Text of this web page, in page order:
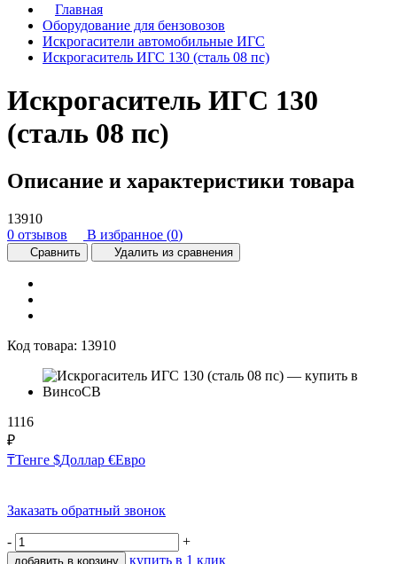
Главная
Оборудование для бензовозов
Искрогасители автомобильные ИГС
Искрогаситель ИГС 130 (сталь 08 пс)
Искрогаситель ИГС 130
(сталь 08 пс)
Описание и характеристики товара
13910
0 отзывов
В избранное (0)
Сравнить Удалить из сравнения
Код товара: 13910
1116
₽
₸Тенге $Доллар €Евро
Заказать обратный звонок
- +
добавить в корзину купить в 1 клик